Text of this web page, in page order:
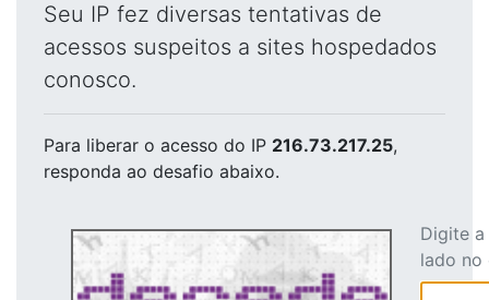
Seu IP fez diversas tentativas de
acessos suspeitos a sites hospedados
conosco.
Para liberar o acesso do IP 216.73.217.25,
responda ao desafio abaixo.
Digite
lado no